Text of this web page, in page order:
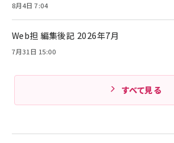
Amazonランキングをもっ
Amazonランキングをも
8月4日 7:04
Web担 編集後記 2026年7月
7月31日 15:00
すべて見る